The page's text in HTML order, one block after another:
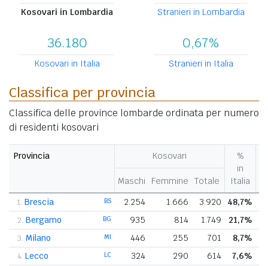
Kosovari in Lombardia Stranieri in Lombardia
36.180
Kosovari in Italia
0,67%
Stranieri in Italia
Classifica per provincia
Classifica delle province lombarde ordinata per numero
di residenti kosovari
Provincia Kosovari
%
in
Italia
Maschi Femmine Totale
1. BS
Brescia 2.254 1.666 3.920 48,7%
2. BG
Bergamo 935 814 1.749 21,7%
3. MI
Milano 446 255 701 8,7%
4. LC
Lecco 324 290 614 7,6%